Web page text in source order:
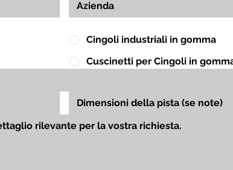
Cingoli industriali in gomma
Cuscinetti per Cingoli in